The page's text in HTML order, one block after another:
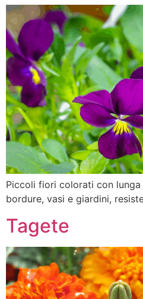
Piccoli fiori colorati con
bordure, vasi e giardini,
Tagete